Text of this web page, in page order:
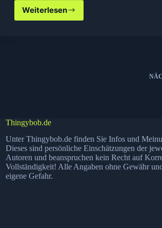
Weiterlesen
Exchange
Server
Thingybob.de
Unter Thingybob.de finden Sie Infos und
Dieses sind persönliche Einschätzungen der
Autoren und beanspruchen kein Recht auf
Vollständigkeit! Alle Angaben ohne Gewähr
eigene Gefahr.